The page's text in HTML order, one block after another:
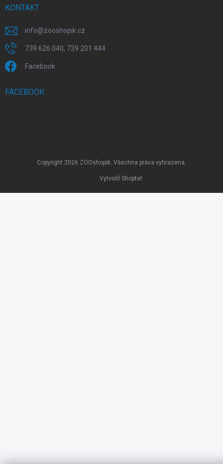
KONTAKT
info@zooshopik.cz
739 626 040, 739 201 444
Facebook
FACEBOOK
Vytvořil Shoptet
Copyright 2026 ZOOshopik. Všechna práva vyhrazena.